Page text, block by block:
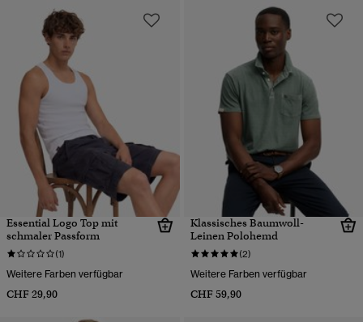
Essential Logo Top mit
schmaler Passform
(1)
Weitere Farben verfügbar
CHF 29,90
Klassisches Baumwoll-
Leinen Polohemd
(2)
Weitere Farben verfügbar
CHF 59,90